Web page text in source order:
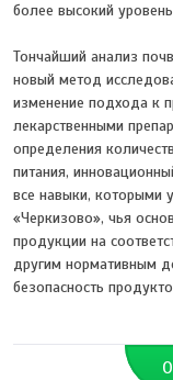
более высокий
Тончайший анализ
новый метод
изменение подхода к
лекарственными
определения
питания,
все навыки, которыми
«Черкизово», чья
продукции на
другим нормативным
безопасность